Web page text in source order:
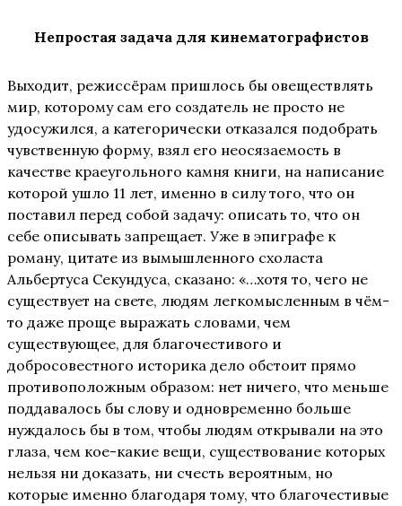
Непростая задача для кинематографистов
Выходит, режиссёрам пришлось бы овеществлять
мир, которому сам его создатель не просто не
удосужился, а категорически отказался подобрать
чувственную форму, взял его неосязаемость в
качестве краеугольного камня книги, на написание
которой ушло 11 лет, именно в силу того, что он
поставил перед собой задачу: описать то, что он
себе описывать запрещает. Уже в эпиграфе к
роману, цитате из вымышленного схоласта
Альбертуса Секундуса, сказано: «…хотя то, чего не
существует на свете, людям легкомысленным в чём-
то даже проще выражать словами, чем
существующее, для благочестивого и
добросовестного историка дело обстоит прямо
противоположным образом: нет ничего, что меньше
поддавалось бы слову и одновременно больше
нуждалось бы в том, чтобы людям открывали на это
глаза, чем кое-какие вещи, существование которых
нельзя ни доказать, ни счесть вероятным, но
которые именно благодаря тому, что благочестивые